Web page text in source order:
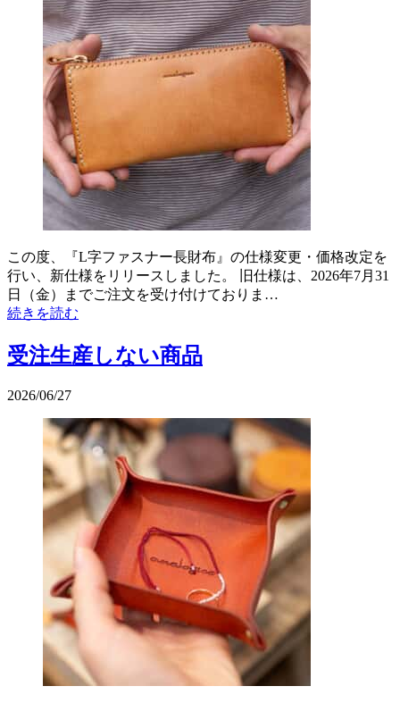
この度、『L字ファスナー長財布』の仕様変更・価格改定を
行い、新仕様をリリースしました。 旧仕様は、2026年7月31
日（金）までご注文を受け付けておりま…
続きを読む
受注生産しない商品
2026/06/27